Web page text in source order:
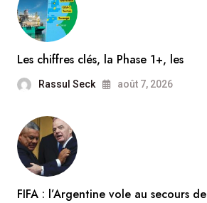
Les chiffres clés, la Phase 1+, les
Rassul Seck août 7, 2026
FIFA : l’Argentine vole au secours de